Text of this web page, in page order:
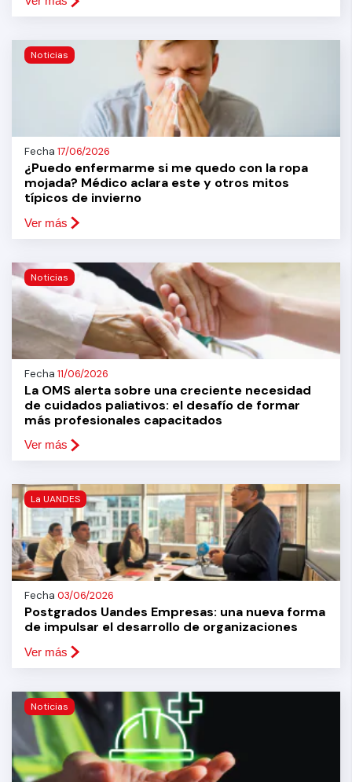
Noticias
Fecha 17/06/2026
¿Puedo enfermarme si me quedo con la ropa
mojada? Médico aclara este y otros mitos
típicos de invierno
Ver más
Noticias
Fecha 11/06/2026
La OMS alerta sobre una creciente necesidad
de cuidados paliativos: el desafío de formar
más profesionales capacitados
Ver más
La UANDES
Fecha 03/06/2026
Postgrados Uandes Empresas: una nueva forma
de impulsar el desarrollo de organizaciones
Ver más
Noticias